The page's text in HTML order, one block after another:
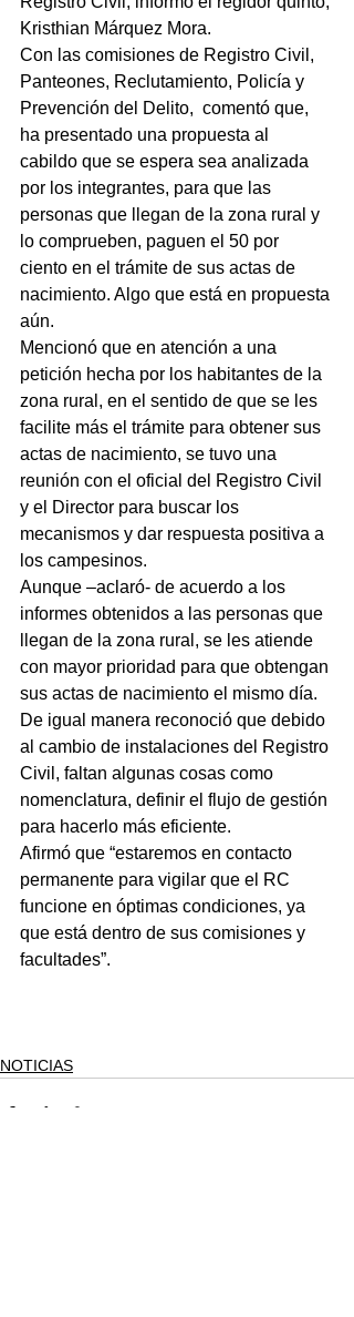
Kristhian Márquez Mora.
Con las comisiones de Registro Civil,
Panteones, Reclutamiento, Policía y
Prevención del Delito,  comentó que,
ha presentado una propuesta al
cabildo que se espera sea analizada
por los integrantes, para que las
personas que llegan de la zona rural y
lo comprueben, paguen el 50 por
ciento en el trámite de sus actas de
nacimiento. Algo que está en propuesta
aún.
Mencionó que en atención a una
petición hecha por los habitantes de la
zona rural, en el sentido de que se les
facilite más el trámite para obtener sus
actas de nacimiento, se tuvo una
reunión con el oficial del Registro Civil
y el Director para buscar los
mecanismos y dar respuesta positiva a
los campesinos.
Aunque –aclaró- de acuerdo a los
informes obtenidos a las personas que
llegan de la zona rural, se les atiende
con mayor prioridad para que obtengan
sus actas de nacimiento el mismo día.
De igual manera reconoció que debido
al cambio de instalaciones del Registro
Civil, faltan algunas cosas como
nomenclatura, definir el flujo de gestión
para hacerlo más eficiente.
Afirmó que “estaremos en contacto
permanente para vigilar que el RC
funcione en óptimas condiciones, ya
que está dentro de sus comisiones y
facultades”.
NOTICIAS